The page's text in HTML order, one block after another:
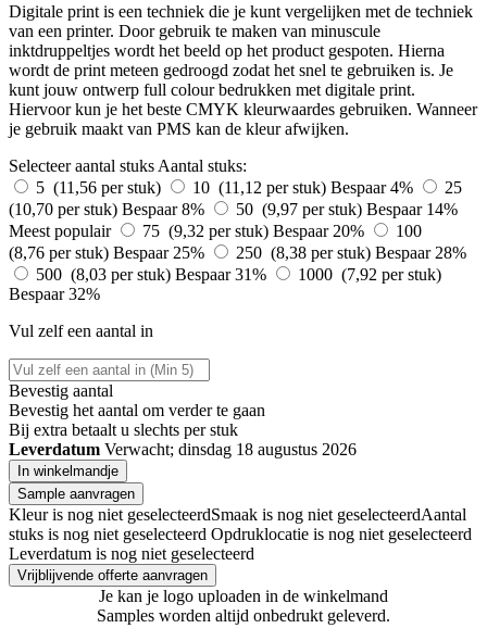
Digitale print is een techniek die je kunt vergelijken met de techniek
van een printer. Door gebruik te maken van minuscule
inktdruppeltjes wordt het beeld op het product gespoten. Hierna
wordt de print meteen gedroogd zodat het snel te gebruiken is. Je
kunt jouw ontwerp full colour bedrukken met digitale print.
Hiervoor kun je het beste CMYK kleurwaardes gebruiken. Wanneer
je gebruik maakt van PMS kan de kleur afwijken.
Selecteer aantal stuks Aantal stuks:
5 (11,56 per stuk)
10 (11,12 per stuk) Bespaar 4%
25
(10,70 per stuk) Bespaar 8% 50 (9,97 per stuk) Bespaar 14%
Meest populair
75 (9,32 per stuk) Bespaar 20%
100
(8,76 per stuk) Bespaar 25% 250 (8,38 per stuk) Bespaar 28%
500 (8,03 per stuk) Bespaar 31%
1000 (7,92 per stuk)
Bespaar 32%
Vul zelf een aantal in
Bevestig aantal
Bevestig het aantal om verder te gaan
Bij extra betaalt u slechts per stuk
Leverdatum Verwacht; dinsdag 18 augustus 2026
In winkelmandje
Sample aanvragen
Kleur is nog niet geselecteerdSmaak is nog niet geselecteerdAantal
stuks is nog niet geselecteerd Opdruklocatie is nog niet geselecteerd
Leverdatum is nog niet geselecteerd
Vrijblijvende offerte aanvragen
Je kan je logo uploaden in de winkelmand
Samples worden altijd onbedrukt geleverd.